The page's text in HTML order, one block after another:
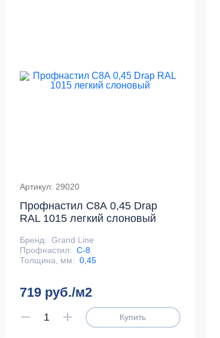
Артикул: 29020
Профнастил С8А 0,45 Drap
RAL 1015 легкий слоновый
Бренд: Grand Line
Профнастил: С-8
Толщина, мм: 0,45
719 руб./м2
Купить